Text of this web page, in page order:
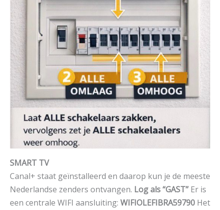
SMART TV
Canal+ staat geïnstalleerd en daarop kun je de meeste
Nederlandse zenders ontvangen. Log als “GAST” Er is
een centrale WIFI aansluiting: WIFIOLEFIBRA59790 Het